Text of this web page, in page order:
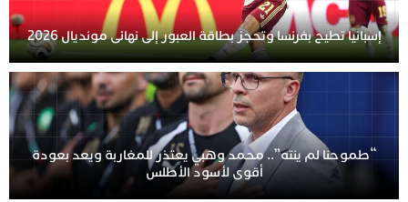
إسبانيا تطيح بفرنسا وتحجز بطاقة العبور إلى نهائي مونديال 2026
“طموحنا لم ينته”.. محمد وهبي يعتذر للمغاربة ويعد بعودة
أقوى لأسود الأطلس